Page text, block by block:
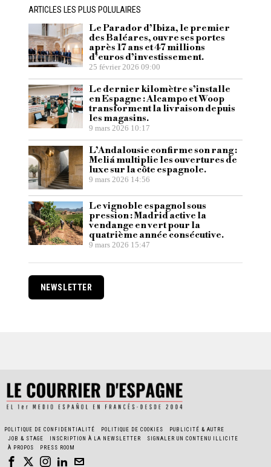
ARTICLES LES PLUS POLULAIRES
Le Parador d’Ibiza, le premier
des Baléares, ouvre ses portes
après 17 ans et 47 millions
d’euros d’investissement.
25 février 2026 09:00
Le dernier kilomètre s’installe
en Espagne : Alcampo et Woop
transforment la livraison depuis
les magasins.
9 mars 2026 10:17
L’Andalousie confirme son rang :
Meliá multiplie les ouvertures de
luxe sur la côte espagnole.
9 mars 2026 14:56
Le vignoble espagnol sous
pression : Madrid active la
vendange en vert pour la
quatrième année consécutive.
9 mars 2026 15:47
NEWSLETTER
POLITIQUE DE CONFIDENTIALITÉ POLITIQUE DE COOKIES
PUBLICITÉ & AUTRE
JOB & STAGE
INSCRIPTION À LA NEWSLETTER
SIGNALER UN CONTENU ILLICITE
À PROPOS
PRESS ROOM